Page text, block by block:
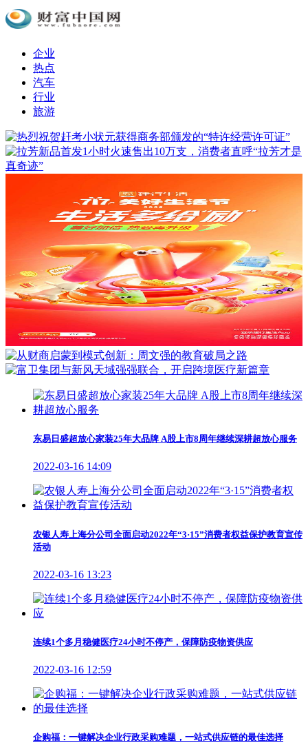
企业
热点
汽车
行业
旅游
东易日盛超放心家装25年大品牌 A股上市8周年继续深耕超放心服务
2022-03-16 14:09
农银人寿上海分公司全面启动2022年“3·15”消费者权益保护教育宣传
活动
2022-03-16 13:23
连续1个多月稳健医疗24小时不停产，保障防疫物资供应
2022-03-16 12:59
企购福：一键解决企业行政采购难题，一站式供应链的最佳选择